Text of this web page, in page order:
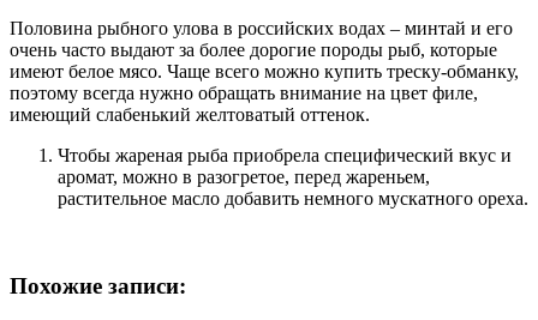
Половина рыбного улова в российских водах – минтай и его
очень часто выдают за более дорогие породы рыб, которые
имеют белое мясо. Чаще всего можно купить треску-обманку,
поэтому всегда нужно обращать внимание на цвет филе,
имеющий слабенький желтоватый оттенок.
Чтобы жареная рыба приобрела специфический вкус и
аромат, можно в разогретое, перед жареньем,
растительное масло добавить немного мускатного ореха.
Похожие записи: